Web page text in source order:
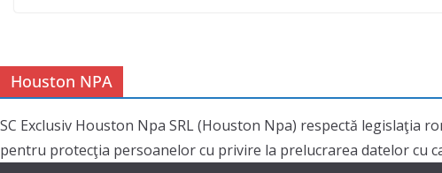
Houston NPA
SC Exclusiv Houston Npa SRL (Houston Npa) respectă legislaţia
pentru protecţia persoanelor cu privire la prelucrarea datelor cu